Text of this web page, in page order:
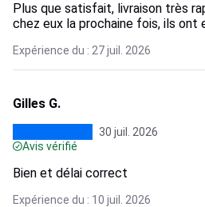
Plus que satisfait, livraison très
chez eux la prochaine fois, ils ont
Expérience du : 27 juil. 2026
Gilles G.
30 juil. 2026
Avis vérifié
Bien et délai correct
Expérience du : 10 juil. 2026